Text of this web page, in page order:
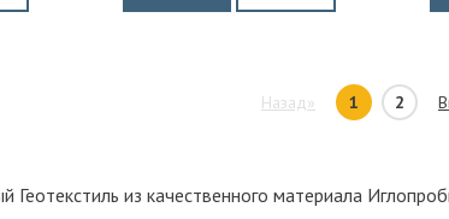
Назад» 1 2
Геотекстиль из качественного материала